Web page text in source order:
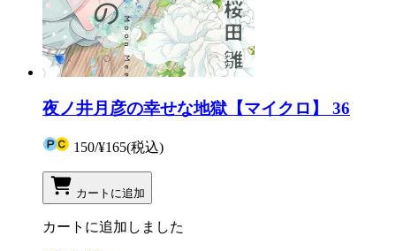
夜ノ井月彦の幸せな地獄【マイクロ】 36
150/¥165(税込)
カートに追加
カートに追加しました